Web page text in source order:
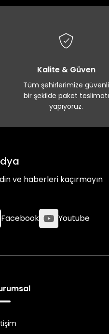
Kalite & Güven
Tüm şehirlerimize güvenli
bir şekilde paket teslimatı
yapıyoruz.
ve haberleri kaçırmayın
Facebook Youtube